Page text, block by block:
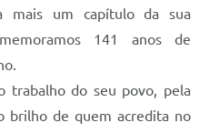
mais um capítulo da sua
141 anos de
trabalho do seu povo, pela
brilho de quem acredita no